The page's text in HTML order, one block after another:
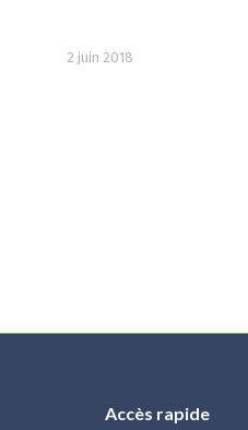
2 juin 2018
Accès rapide